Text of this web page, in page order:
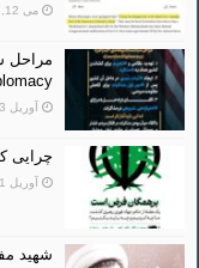
می 12, 2025
آوریل 13, 2025
چرایی
آوریل 1, 2025
شهید